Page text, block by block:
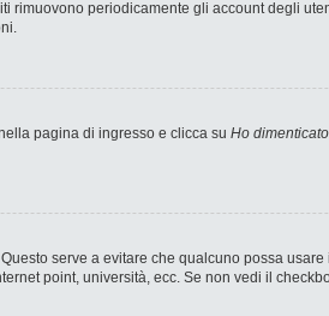
periodicamente gli account degli
pagina di ingresso e clicca su Ho
serve a evitare che qualcuno possa
point, università, ecc. Se non vedi il